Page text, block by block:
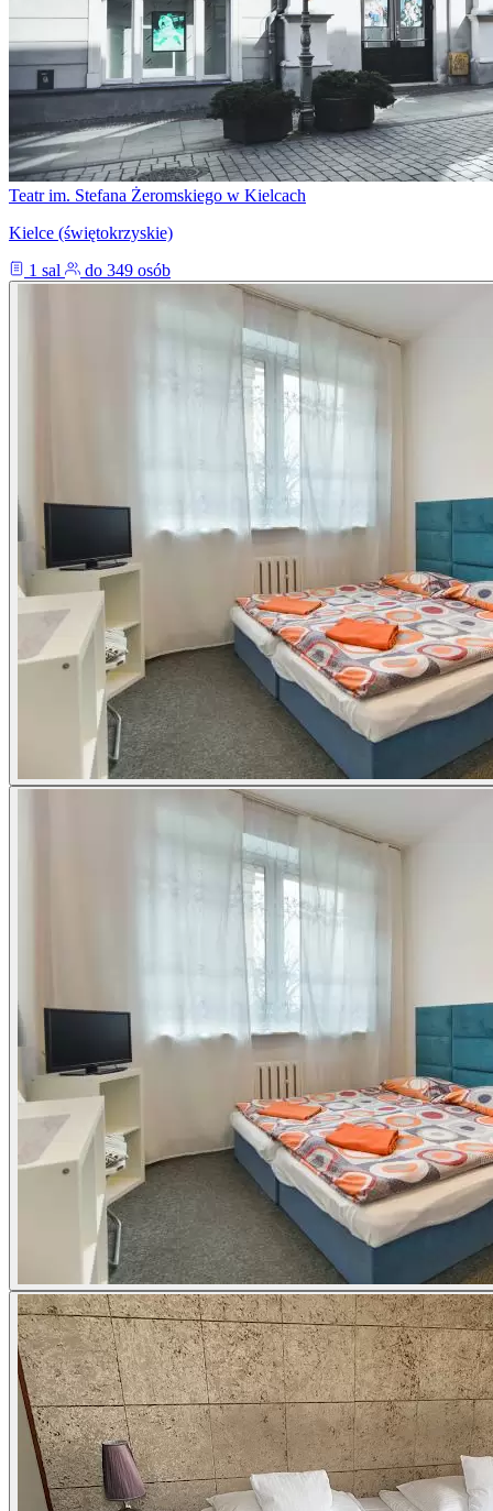
Teatr im. Stefana Żeromskiego w Kielcach
Kielce (świętokrzyskie)
1 sal
do 349 osób